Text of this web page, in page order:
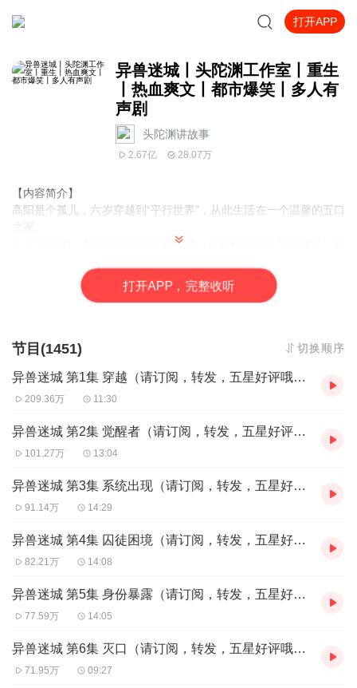
打开APP
异兽迷城丨头陀渊工作室丨重生
丨热血爽文丨都市爆笑丨多人有
声剧
头陀渊讲故事
2.67亿 28.07万
【内容简介】
高阳是个孤儿，六岁穿越到“平行世界”，从此生活在一个温馨的五口
十八岁那年，高阳偶然发现世界真相：这里根本不是平行世界，而
差点被杀，关键时刻获得系统【幸运】——活得越久就越强！
一场羔羊与狼的厮杀游戏由此展开……
人面皮囊，虎视眈眈。
伪装、背叛、 偷袭、 战斗、 离别……
生与死的厮杀；善与恶的交锋；对与错的较量；
从此以后，弱肉强食，朝不保夕，稍有差池，万丈深渊。
【购买须知】
1 、本作品为付费有声书，购买成功后，即可收听。
2、版权归原作者所有，严禁翻录成任何形式，严禁在任何第三方平
3、如在充值／购买环节遇到问题，您可通过页面右上方按钮，将页
面分享至微信内使用微信支付完成购买。
服：
第一步：您可在喜马拉雅
APP】公众号，通过下方菜单栏里【我的
在线客服】咨询在线客
服；
打开APP，完整收听
节目(1451) 切换顺序
异兽迷城 第1集 穿越（请订阅，转发，五星好评哦～）
209.36万 11:30
异兽迷城 第2集 觉醒者（请订阅，转发，五星好评哦～）
101.27万 13:04
异兽迷城 第3集 系统出现（请订阅，转发，五星好评哦～）
91.14万 14:29
异兽迷城 第4集 囚徒困境（请订阅，转发，五星好评哦～）
82.21万 14:08
异兽迷城 第5集 身份暴露（请订阅，转发，五星好评哦～）
77.59万 14:05
异兽迷城 第6集 灭口（请订阅，转发，五星好评哦～）
71.95万 09:27